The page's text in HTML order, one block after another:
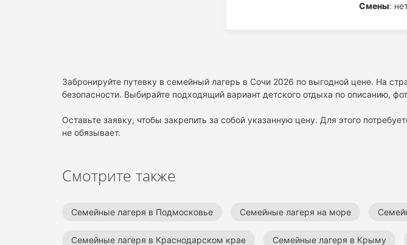
Смены:
Забронируйте путевку в семейный лагерь в Сочи 2026 по выгодной цене. На
безопасности. Выбирайте подходящий вариант детского отдыха по описанию,
Оставьте заявку, чтобы закрепить за собой указанную цену. Для этого
не обязывает.
Смотрите также
Семейные лагеря в Подмосковье Семейные лагеря на море
Семейные лагеря в Краснодарском крае Семейные лагеря в Крыму